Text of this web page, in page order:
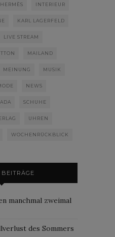
HERMÈS INTERIEUR
KARL LAGERFELD
LIVE STREAM
MAILAND
MEINUNG MUSIK
NEWS
SCHUHE
UHREN
WOCHENRÜCKBLICK
manchmal zweimal
des Sommers